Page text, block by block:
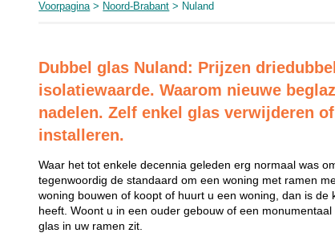
Voorpagina> Noord-Brabant > Nuland
Dubbel glas Nuland: Prijzen
isolatiewaarde. Waarom nieuwe
nadelen. Zelf enkel glas verwijderen
installeren.
Waar het tot enkele decennia geleden erg normaal was
tegenwoordig de standaard om een woning met ramen
woning bouwen of koopt of huurt u een woning, dan is
heeft. Woont u in een ouder gebouw of een
glas in uw ramen zit.